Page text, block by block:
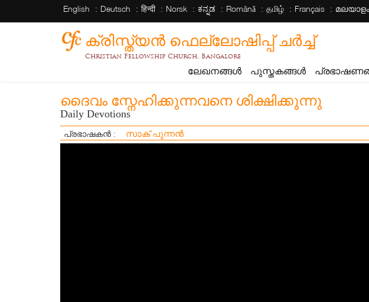
English Deutsch हिन्दी Norsk ಕನ್ನಡ Română தமிழ் Français മലയാളം
ക്രിസ്ത്യന്‍ ഫെല്ലോഷിപ്പ് ചര്‍ച്ച്
Christian Fellowship Church, Bangalore
ലേഖനങ്ങൾ പുസ്തകങ്ങൾ
ദൈവം സ്നേഹിക്കുന്നവനെ ശിക്ഷിക്കുന്നു
Daily Devotions
പ്രഭാഷകൻ : സാക് പുന്നൻ